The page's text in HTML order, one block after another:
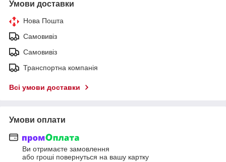
Умови доставки
Нова Пошта
Самовивіз
Самовивіз
Транспортна компанія
Всі умови доставки
Умови оплати
Ви отримаєте замовлення
або гроші повернуться на вашу картку